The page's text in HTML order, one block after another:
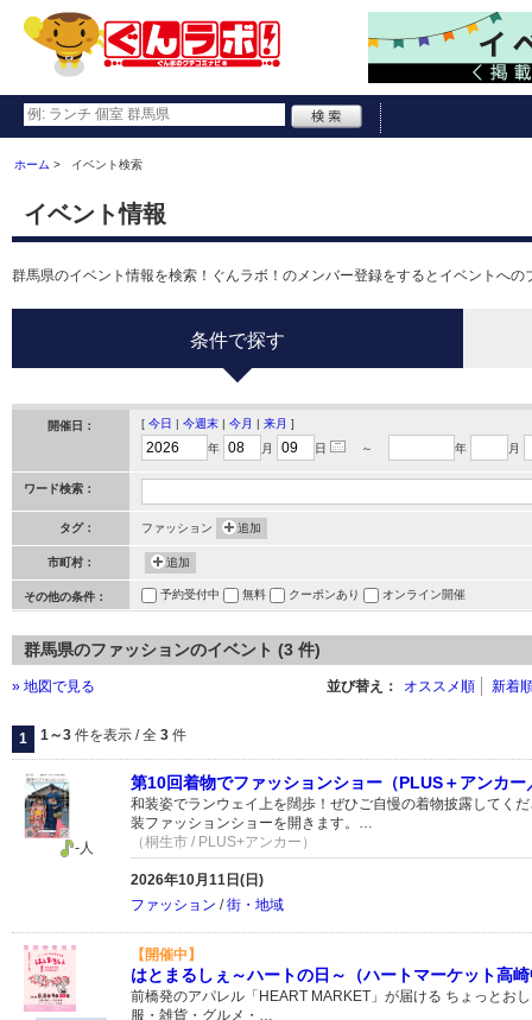
ホーム イベント検索
イベント情報
群馬県のイベント情報を検索！ぐんラボ！のメンバー登録をするとイベントへ
条件で探す
開催日： [ 今日 | 今週末 | 今月 | 来月 ]
年
月 日 ～ 年 月
ワード検索：
タグ： ファッション 追加
市町村： 追加
その他の条件： 予約受付中 無料 クーポンあり オンライン開催
群馬県のファッションのイベント (3 件)
» 地図で見る 並び替え： オススメ順 新着
1 1～3 件を表示 / 全 3 件
第10回着物でファッションショー（PLUS＋アンカー
和装姿でランウェイ上を闊歩！ぜひご自慢の着物披露してく
装ファッションショーを開きます。…
（桐生市 / PLUS+アンカー）
2026年10月11日(日)
ファッション /街・地域
-人
【開催中】
はとまるしぇ～ハートの日～（ハートマーケット高
前橋発のアパレル「HEART MARKET」が届ける ちょっとお
服・雑貨・グルメ・…